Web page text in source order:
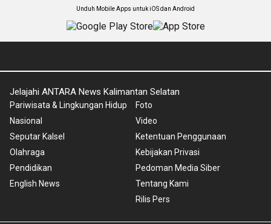
Unduh Mobile Apps untuk iOS dan Android
Jelajahi ANTARA News Kalimantan Selatan
Pariwisata & Lingkungan Hidup
Nasional
Seputar Kalsel
Olahraga
Pendidikan
English News
Foto
Video
Ketentuan Penggunaan
Kebijakan Privasi
Pedoman Media Siber
Tentang Kami
Rilis Pers